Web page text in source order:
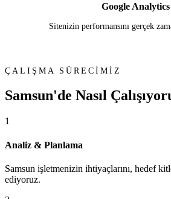
Google Analytics
Sitenizin performansını gerçek
ÇALIŞMA SÜRECİMİZ
Samsun'de Nasıl
1
Analiz & Planlama
Samsun işletmenizin ihtiyaçlarını, hedef
ediyoruz.